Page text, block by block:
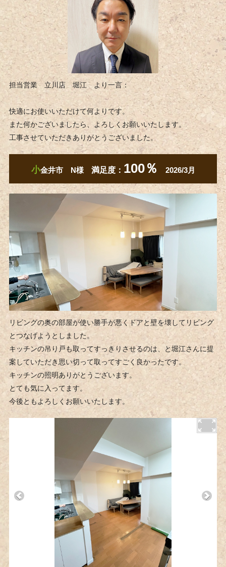
担当営業 立川店 堀江 より一言：
快適にお使いいただけて何よりです。
また何かございましたら、よろしくお願いいたします。
工事させていただきありがとうございました。
小金井市 N様 満足度： 100％ 2026/3月
リビングの奥の部屋が使い勝手が悪くドアと壁を壊してリビング
とつなげようとしました。
キッチンの吊り戸も取ってすっきりさせるのは、と堀江さんに提
案していただき思い切って取ってすごく良かったです。
キッチンの照明ありがとうございます。
とても気に入ってます。
今後ともよろしくお願いいたします。